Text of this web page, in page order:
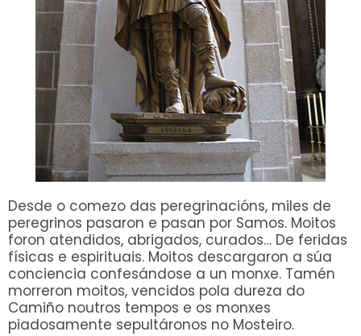
Desde o comezo das peregrinacións, miles de
peregrinos pasaron e pasan por Samos. Moitos
foron atendidos, abrigados, curados… De feridas
físicas e espirituais. Moitos descargaron a súa
conciencia confesándose a un monxe. Tamén
morreron moitos, vencidos pola dureza do
Camiño noutros tempos e os monxes
piadosamente sepultáronos no Mosteiro.